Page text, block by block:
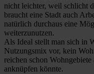
nicht leichter, weil schlicht
braucht eine Stadt auch
natürlich durchaus eine
weiterzunutzen.
Als Ideal stellt man sich in
Nutzungsmix vor, kein
reichen schon
anknüpfen könnte.